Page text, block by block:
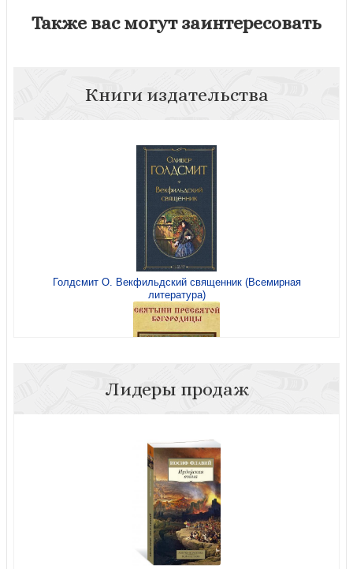
Также вас могут заинтересовать
Книги издательства
Голдсмит О. Векфильдский священник (Всемирная
литература)
Святыни Пресвятой Богородицы (буклет)
Лидеры продаж